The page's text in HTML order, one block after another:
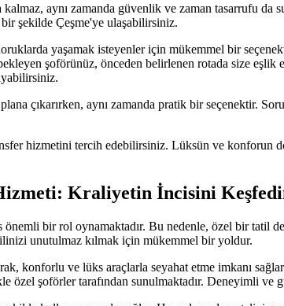
aynı zamanda güvenlik ve zaman tasarrufu da
şekilde Çeşme'ye ulaşabilirsiniz.
yaşamak isteyenler için mükemmel bir
şoförünüz, önceden belirlenen rotada size
çıkarırken, aynı zamanda pratik bir seçenektir.
hizmetini tercih edebilirsiniz. Lüksün ve konforun
Kraliyetin İncisini
bir rol oynamaktadır. Bu nedenle, özel bir tatil
unutulmaz kılmak için mükemmel bir yoldur.
konforlu ve lüks araçlarla seyahat etme imkanı
özel şoförler tarafından sunulmaktadır. Deneyimli